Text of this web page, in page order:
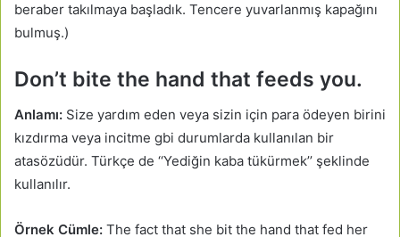
beraber takılmaya başladık. Tencere yuvarlanmış kapağını
bulmuş.)
Don’t bite the hand that feeds you.
Anlamı: Size yardım eden veya sizin için para ödeyen birini
kızdırma veya incitme gbi durumlarda kullanılan bir
atasözüdür. Türkçe de ‘‘Yediğin kaba tükürmek’’ şeklinde
kullanılır.
Örnek Cümle: The fact that she bit the hand that fed her